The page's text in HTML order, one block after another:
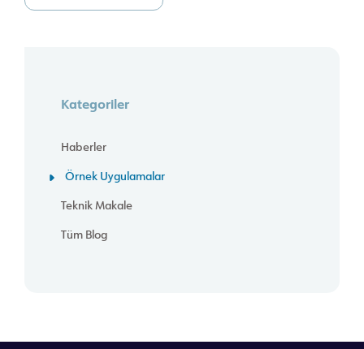
Kategoriler
Haberler
Örnek Uygulamalar
Teknik Makale
Tüm Blog